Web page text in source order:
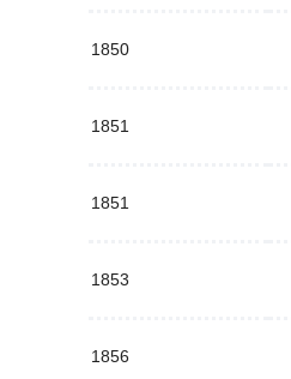
1850
1851
1851
1853
1856